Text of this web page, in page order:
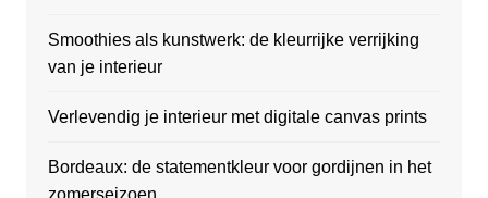
Smoothies als kunstwerk: de kleurrijke verrijking
van je interieur
Verlevendig je interieur met digitale canvas prints
Bordeaux: de statementkleur voor gordijnen in het
zomerseizoen